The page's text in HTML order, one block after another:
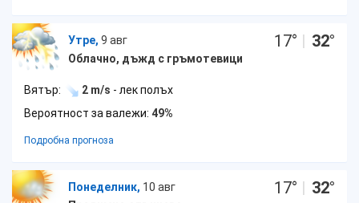
Утре, 9 авг
Облачно, дъжд с гръмотевици
17° | 32°
Вятър: 2 m/s - лек полъх
Вероятност за валежи: 49%
Подробна прогноза
Понеделник, 10 авг
17° | 32°